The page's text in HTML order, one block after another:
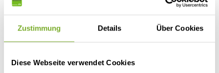
Zustimmung Details Über Cookies
Diese Webseite verwendet Cookies
73.540 €